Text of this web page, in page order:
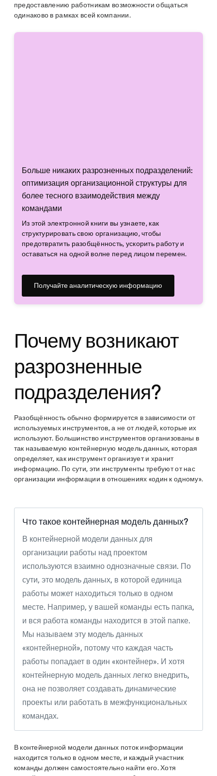
предоставлению работникам возможности общаться
одинаково в рамках всей компании.
Больше никаких разрозненных подразделений:
оптимизация организационной структуры для
более тесного взаимодействия между
командами
Из этой электронной книги вы узнаете, как
структурировать свою организацию, чтобы
предотвратить разобщённость, ускорить работу и
оставаться на одной волне перед лицом перемен.
Получайте аналитическую информацию
Почему возникают
разрозненные
подразделения?
Разобщённость обычно формируется в зависимости от
используемых инструментов, а не от людей, которые их
используют. Большинство инструментов организованы в
так называемую контейнерную модель данных, которая
определяет, как инструмент организует и хранит
информацию. По сути, эти инструменты требуют от нас
организации информации в отношениях «один к одному».
Что такое контейнерная модель данных?
В контейнерной модели данных для
организации работы над проектом
используются взаимно однозначные связи. По
сути, это модель данных, в которой единица
работы может находиться только в одном
месте. Например, у вашей команды есть папка,
и вся работа команды находится в этой папке.
Мы называем эту модель данных
«контейнерной», потому что каждая часть
работы попадает в один «контейнер». И хотя
контейнерную модель данных легко внедрить,
она не позволяет создавать динамические
проекты или работать в межфункциональных
командах.
В контейнерной модели данных поток информации
находится только в одном месте, и каждый участник
команды должен самостоятельно найти его. Хотя